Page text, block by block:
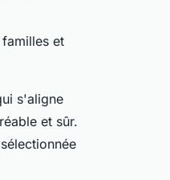
et
s'aligne
et sûr.